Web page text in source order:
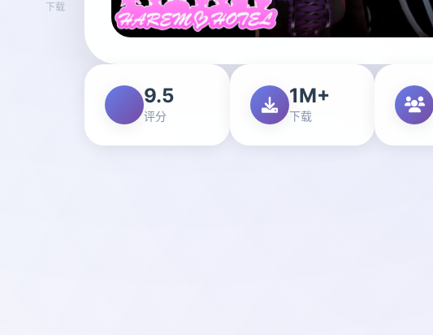
下载
9.5
评分
1M+
下载